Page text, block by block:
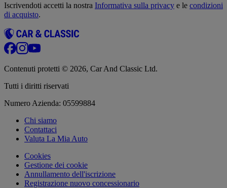
Iscrivendoti accetti la nostra Informativa sulla privacy e le condizioni
di acquisto.
Contenuti protetti © 2026, Car And Classic Ltd.
Tutti i diritti riservati
Numero Azienda: 05599884
Chi siamo
Contattaci
Valuta La Mia Auto
Cookies
Gestione dei cookie
Annullamento dell'iscrizione
Registrazione nuovo concessionario